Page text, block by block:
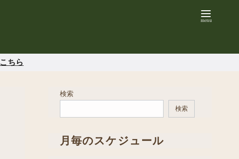
こちら
検索
検索
月毎のスケジュール